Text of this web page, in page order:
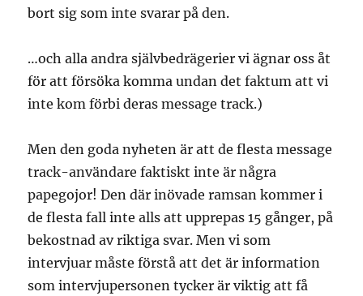
bort sig som inte svarar på den.
…och alla andra självbedrägerier vi ägnar oss åt
för att försöka komma undan det faktum att vi
inte kom förbi deras message track.)
Men den goda nyheten är att de flesta message
track-användare faktiskt inte är några
papegojor! Den där inövade ramsan kommer i
de flesta fall inte alls att upprepas 15 gånger, på
bekostnad av riktiga svar. Men vi som
intervjuar måste förstå att det är information
som intervjupersonen tycker är viktig att få